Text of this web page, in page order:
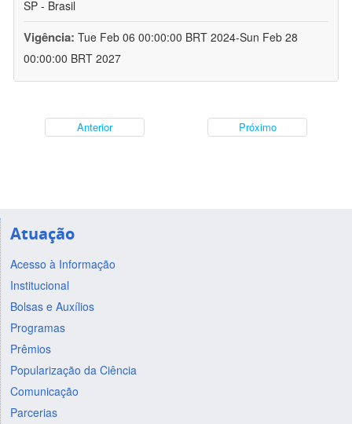
SP - Brasil
Vigência: Tue Feb 06 00:00:00 BRT 2024-Sun Feb 28
00:00:00 BRT 2027
Anterior Próximo
Atuação
Acesso à Informação
Institucional
Bolsas e Auxílios
Programas
Prêmios
Popularização da Ciência
Comunicação
Parcerias